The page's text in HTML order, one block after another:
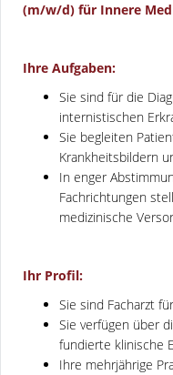
(m/w/d) für Innere
Ihre Aufgaben:
Sie sind für die
internistischen
Sie begleiten
Krankheitsbildern
In enger
Fachrichtungen
medizinische
Ihr Profil:
Sie sind Facharzt
Sie verfügen über
fundierte klinische
Ihre mehrjährige